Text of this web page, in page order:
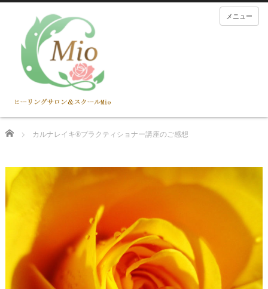
メニュー
Home カルナレイキ®プラクティショナー講座のご感想